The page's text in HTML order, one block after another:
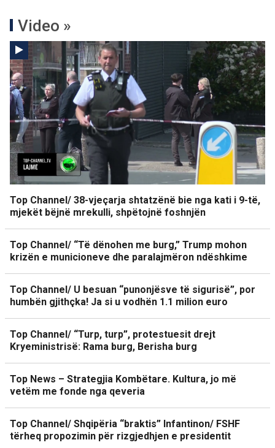
Video »
Top Channel/ 38-vjeçarja shtatzënë bie nga kati i 9-të,
mjekët bëjnë mrekulli, shpëtojnë foshnjën
Top Channel/ “Të dënohen me burg,” Trump mohon
krizën e municioneve dhe paralajmëron ndëshkime
Top Channel/ U besuan “punonjësve të sigurisë”, por
humbën gjithçka! Ja si u vodhën 1.1 milion euro
Top Channel/ “Turp, turp”, protestuesit drejt
Kryeministrisë: Rama burg, Berisha burg
Top News – Strategjia Kombëtare. Kultura, jo më
vetëm me fonde nga qeveria
Top Channel/ Shqipëria “braktis” Infantinon/ FSHF
tërheq propozimin për rizgjedhjen e presidentit